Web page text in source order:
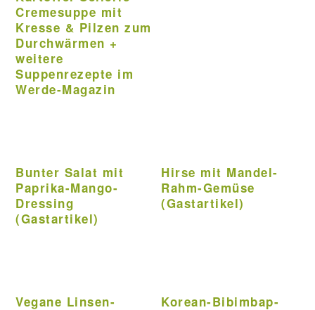
Cremesuppe mit
Kresse & Pilzen zum
Durchwärmen +
weitere
Suppenrezepte im
Werde-Magazin
Bunter Salat mit
Paprika-Mango-
Dressing
(Gastartikel)
Hirse mit Mandel-
Rahm-Gemüse
(Gastartikel)
Vegane Linsen-
Korean-Bibimbap-